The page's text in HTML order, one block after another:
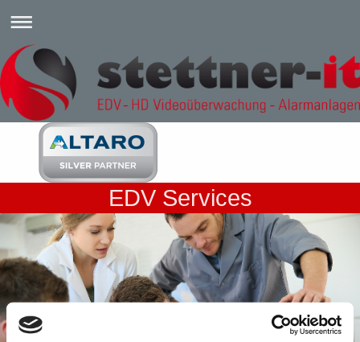
EDV Services